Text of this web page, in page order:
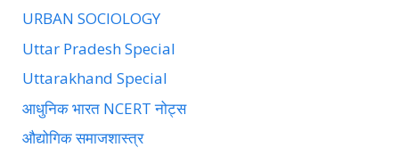
URBAN SOCIOLOGY
Uttar Pradesh Special
Uttarakhand Special
आधुनिक भारत NCERT नोट्स
औद्योगिक समाजशास्त्र